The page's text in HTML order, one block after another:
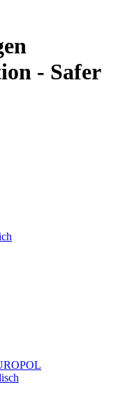
- Safer